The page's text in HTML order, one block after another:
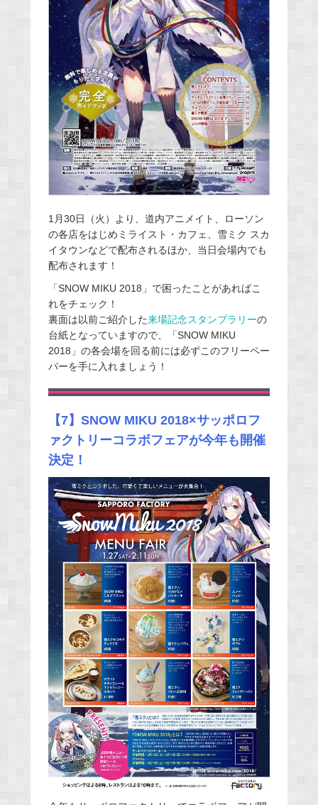
1月30日（火）より、道内アニメイト、ローソン
の各店をはじめミライスト・カフェ、雪ミク スカ
イタウンなどで配布されるほか、当日会場内でも
配布されます！
「SNOW MIKU 2018」で困ったことがあればこ
れをチェック！
裏面は以前ご紹介した来場記念スタンプラリーの
台紙となっていますので、「SNOW MIKU
2018」の各会場を回る前には必ずこのフリーペー
パーを手に入れましょう！
【7】SNOW MIKU 2018×サッポロフ
ァクトリーコラボフェアが今年も開催
決定！